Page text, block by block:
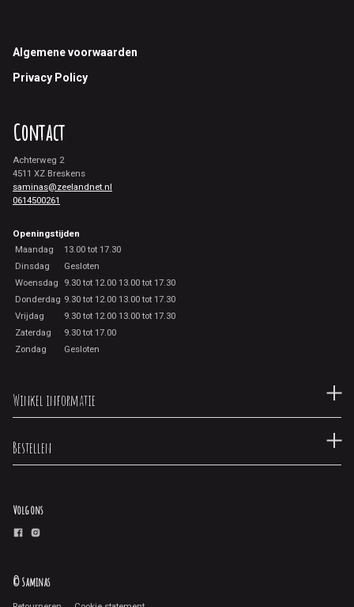
Footer
Algemene voorwaarden
Privacy Policy
Contact
Achterweg 2
4511 XZ Breskens
saminas@zeelandnet.nl
0614500261
Openingstijden
Maandag
13.00 tot 17.30
Dinsdag
Gesloten
Woensdag
9.30 tot 12.00 13.00 tot 17.30
Donderdag 9.30 tot 12.00 13.00 tot 17.30
Vrijdag
9.30 tot 12.00 13.00 tot 17.30
Zaterdag
9.30 tot 17.00
Zondag
Gesloten
Winkel informatie
Bestellen
Volg ons
© Saminas